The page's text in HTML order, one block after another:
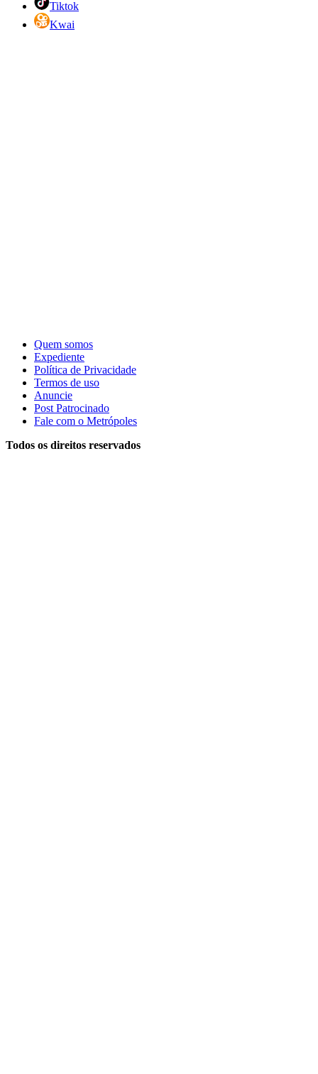
Tiktok
Kwai
Quem somos
Expediente
Política de Privacidade
Termos de uso
Anuncie
Post Patrocinado
Fale com o Metrópoles
Todos os direitos reservados